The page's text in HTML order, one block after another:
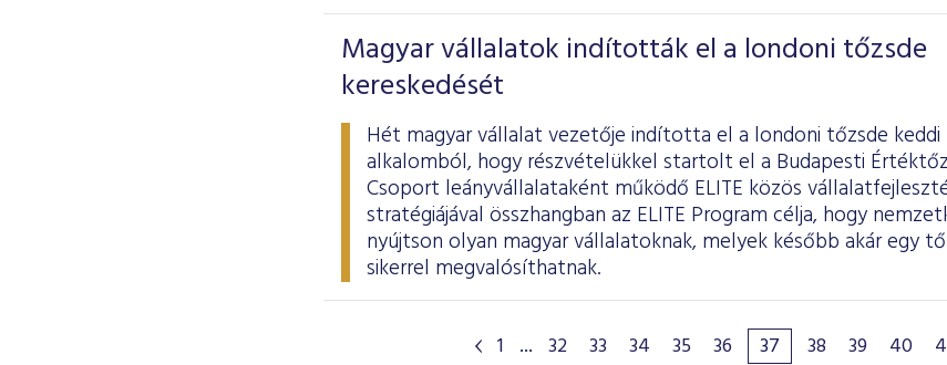
Magyar vállalatok indították el a londoni tőzsde
kereskedését
Hét magyar vállalat vezetője indította el a londoni tőzsde keddi
alkalomból, hogy részvételükkel startolt el a Budapesti
Csoport leányvállalataként működő ELITE közös
stratégiájával összhangban az ELITE Program célja, hogy
nyújtson olyan magyar vállalatoknak, melyek később akár egy
sikerrel megvalósíthatnak.
1 ... 32 33 34 35 36 37 38 39 40